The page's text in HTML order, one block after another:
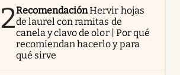
2RecomendaciónHervir hojas
de laurel con ramitas de
canela y clavo de olor | Por qué
recomiendan hacerlo y para
qué sirve